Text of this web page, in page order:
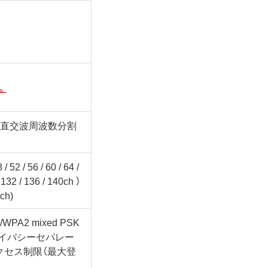
交波周波数分割
/ 52 / 56 / 60 / 64 /
/ 136 / 140ch ）
WPA2 mixed PSK
イバシーセパレー
ス制限（最大登